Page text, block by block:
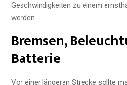
Geschwindigkeiten zu einem
werden.
Bremsen,
Batterie
Vor einer längeren Strecke sollte